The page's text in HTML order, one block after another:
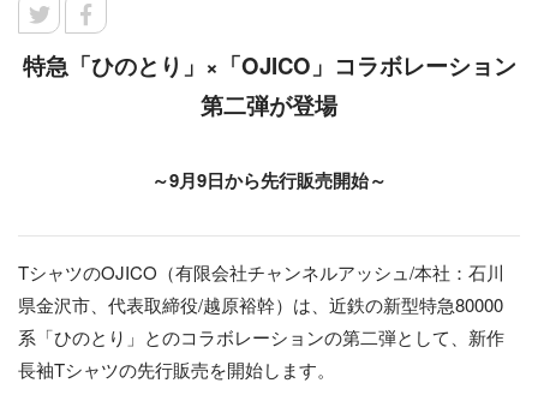
特急「ひのとり」×「OJICO」コラボレーション
第二弾が登場
～9月9日から先行販売開始～
TシャツのOJICO（有限会社チャンネルアッシュ/本社：石川
県金沢市、代表取締役/越原裕幹）は、近鉄の新型特急80000
系「ひのとり」とのコラボレーションの第二弾として、新作
長袖Tシャツの先行販売を開始します。